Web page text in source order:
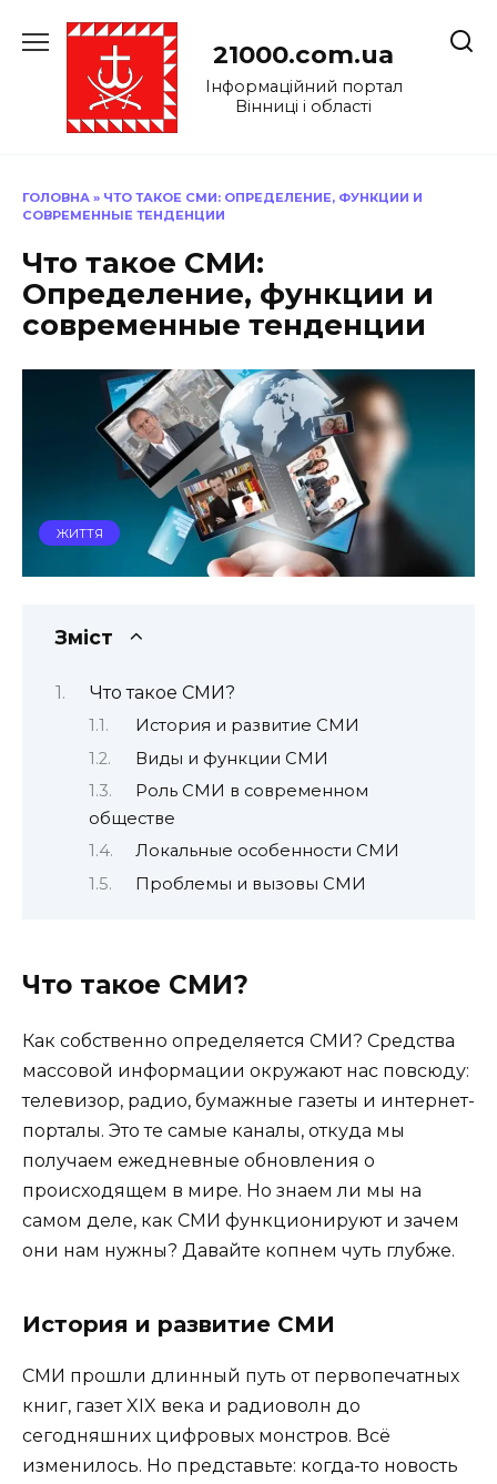
до
21000.com.ua
Інформаційний портал
Вінниці і області
ГОЛОВНА » ЧТО ТАКОЕ СМИ: ОПРЕДЕЛЕНИЕ, ФУНКЦИИ И
СОВРЕМЕННЫЕ ТЕНДЕНЦИИ
Что такое СМИ:
Определение, функции и
современные тенденции
ЖИТТЯ
Зміст
Что такое СМИ?
История и развитие СМИ
Виды и функции СМИ
Роль СМИ в современном
обществе
Локальные особенности СМИ
Проблемы и вызовы СМИ
Что такое СМИ?
Как собственно определяется СМИ? Средства
массовой информации окружают нас повсюду:
телевизор, радио, бумажные газеты и интернет-
порталы. Это те самые каналы, откуда мы
получаем ежедневные обновления о
происходящем в мире. Но знаем ли мы на
самом деле, как СМИ функционируют и зачем
они нам нужны? Давайте копнем чуть глубже.
История и развитие СМИ
СМИ прошли длинный путь от первопечатных
книг, газет XIX века и радиоволн до
сегодняшних цифровых монстров. Всё
изменилось. Но представьте: когда-то новость